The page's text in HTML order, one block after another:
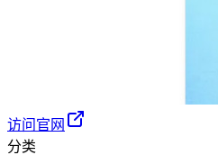
访问官网
分类